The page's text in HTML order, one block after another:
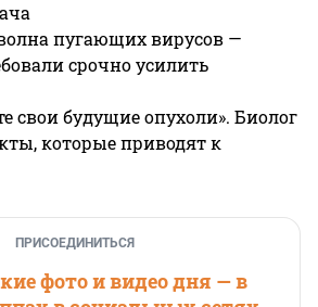
пугающих вирусов —
срочно усилить
свои будущие опухоли». Биолог
которые приводят к
ПРИСОЕДИНИТЬСЯ
фото и видео дня — в